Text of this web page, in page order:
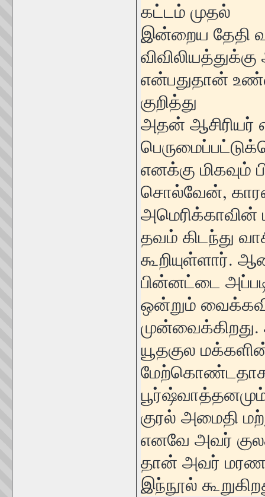
கட்டம் முதல்
இன்றைய தேதி
என்பதுதான்
குறித்து
அதன் ஆசிரியர்
எனக்கு மிகவும்
சொல்வேன்,
அமெரிக்காவின்
தவம் கிடந்து
கூறியுள்ளார்.
பின்னட்டை
ஒன்றும்
யூதகுல
குரல் அமைதி
எனவே அவர்
தான் அவர்
இந்நூல்